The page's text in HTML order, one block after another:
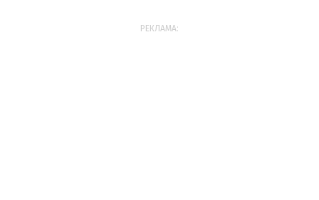
РЕКЛАМА: